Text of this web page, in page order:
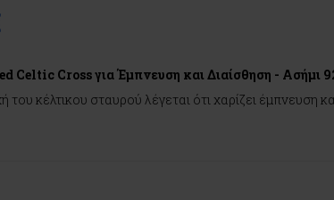
Celtic Cross για Έμπνευση και Διαίσθηση - Ασήμι
του κέλτικου σταυρού λέγεται ότι χαρίζει έμπνευση